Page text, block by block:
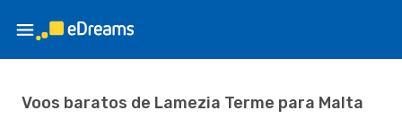
Voos baratos de Lamezia Terme para Malta